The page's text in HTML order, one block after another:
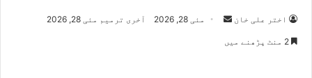
اختر علی خان
Send مئی 28, 2026 آخری ترمیم مئی 28, 2026